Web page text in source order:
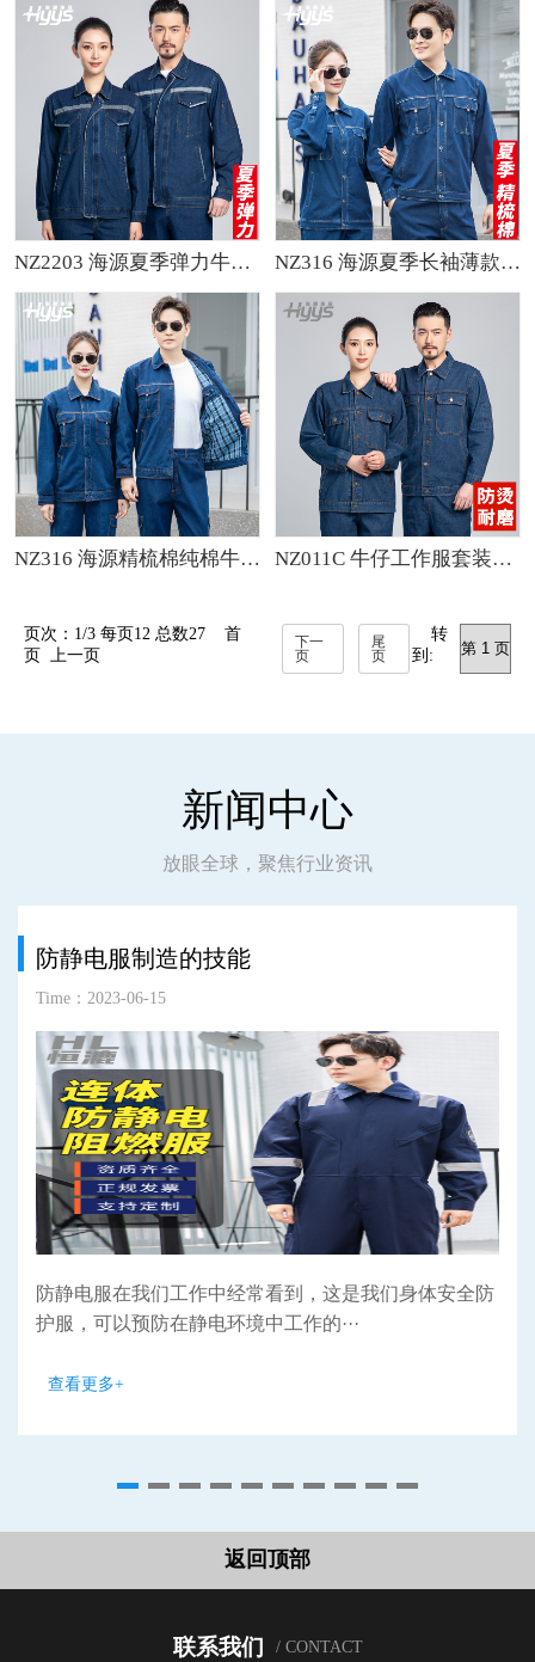
NZ2203 海源夏季弹力牛仔工作服套装定做长袖薄款劳保服耐磨电焊反光焊工 NZ316 海源夏季长袖薄款精梳棉牛仔工作服套装男焊工程服工作服劳保服
NZ316 海源精梳棉纯棉牛仔工作服定制印字加厚电焊工电网煤矿车间劳保服 NZ011C 牛仔工作服套装男加厚春夏防烫耐磨电焊专用电工焊工服劳保服定制
页次：1/3 每页12 总数27 首
页 上一页
下一
页
尾
页
转
到:
新闻中心
放眼全球，聚焦行业资讯
防静电服制造的技能
Time：2023-06-15
防静电服在我们工作中经常看到，这是我们身体安全防
护服，可以预防在静电环境中工作的···
查看更多+
返回顶部
联系我们 / CONTACT